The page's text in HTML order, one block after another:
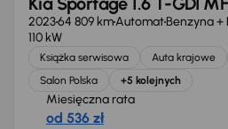
202364 809 kmAutomatBenzyna +
110 kW
Książka serwisowa Auta krajowe
Salon Polska
+5 kolejnych
Miesięczna rata
od 536 zł